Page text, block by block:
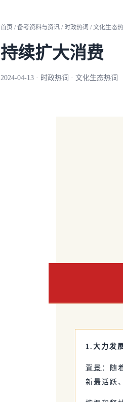
首页 / 备考资料与资讯 / 时政热词 / 文化生态
持续扩大消费
2024-04-13 · 时政热词 · 文化生态热词
1.大力发
背景 ：随
新最活跃